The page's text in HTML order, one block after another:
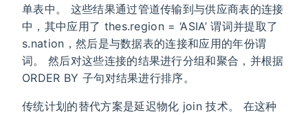
单表中。 这些结果通过管道传输到与供应商表的连接
中，其中应用了 thes.region = ‘ASIA’ 谓词并提取了
s.nation，然后是与数据表的连接和应用的年份谓
词。 然后对这些连接的结果进行分组和聚合，并根据
ORDER BY 子句对结果进行排序。
传统计划的替代方案是延迟物化 join 技术。 在这种